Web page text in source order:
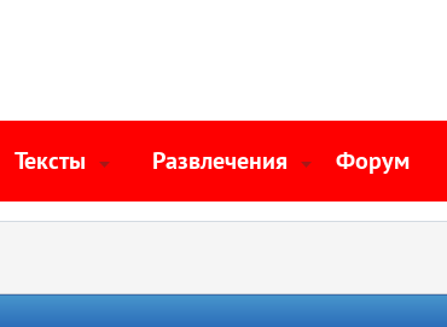
Тексты Развлечения Форум